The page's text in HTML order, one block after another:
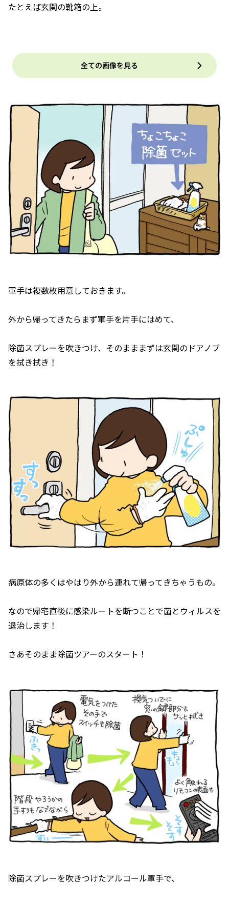
たとえば玄関の靴箱の上。
全ての画像を見る
軍手は複数枚用意しておきます。
外から帰ってきたらまず軍手を片手にはめて、
除菌スプレーを吹きつけ、そのまままずは玄関のドアノブ
を拭き拭き！
病原体の多くはやはり外から連れて帰ってきちゃうもの。
なので帰宅直後に感染ルートを断つことで菌とウィルスを
退治します！
さあそのまま除菌ツアーのスタート！
除菌スプレーを吹きつけたアルコール軍手で、